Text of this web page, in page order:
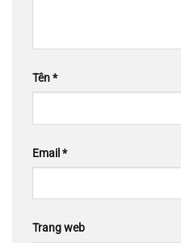
Tên*
Email *
Trang web